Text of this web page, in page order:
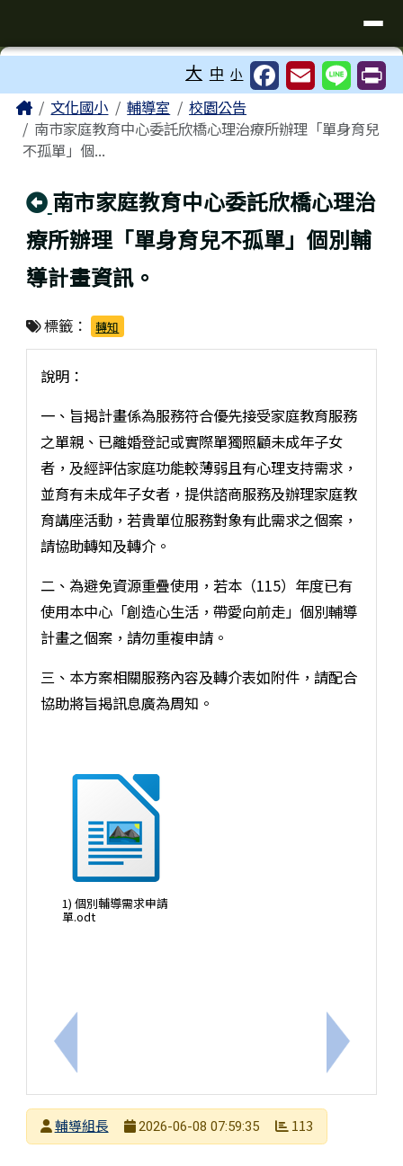
⏸
大 中 小
主內容區域
Home文化國小 輔導室
校園公告
南市家庭教育中心委託欣橋心理治療所辦理「單身育兒
不孤單」個...
回上頁
南市家庭教育中心委託欣橋心理治
療所辦理「單身育兒不孤單」個別輔
導計畫資訊。
標籤： 轉知
上一筆：台灣展翅協會舉辦「2026《交友大作戰》
說明：
一、旨揭計畫係為服務符合優先接受家庭教育服務
之單親、已離婚登記或實際單獨照顧未成年子女
者，及經評估家庭功能較薄弱且有心理支持需求，
並育有未成年子女者，提供諮商服務及辦理家庭教
育講座活動，若貴單位服務對象有此需求之個案，
請協助轉知及轉介。
二、為避免資源重疊使用，若本（115）年度已有
使用本中心「創造心生活，帶愛向前走」個別輔導
計畫之個案，請勿重複申請。
三、本方案相關服務內容及轉介表如附件，請配合
協助將旨揭訊息廣為周知。
1) 個別輔導需求申請
單.odt
下一筆：
發布者
輔導組長
2026-06-08 07:59:35 113
頁尾區域